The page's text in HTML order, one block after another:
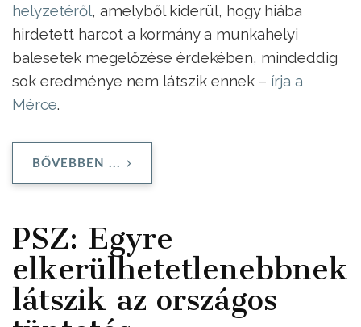
helyzetéről, amelyből kiderül, hogy hiába
hirdetett harcot a kormány a munkahelyi
balesetek megelőzése érdekében, mindeddig
sok eredménye nem látszik ennek – írja a
Mérce.
BŐVEBBEN ...
PSZ: Egyre
elkerülhetetlenebbnek
látszik az országos